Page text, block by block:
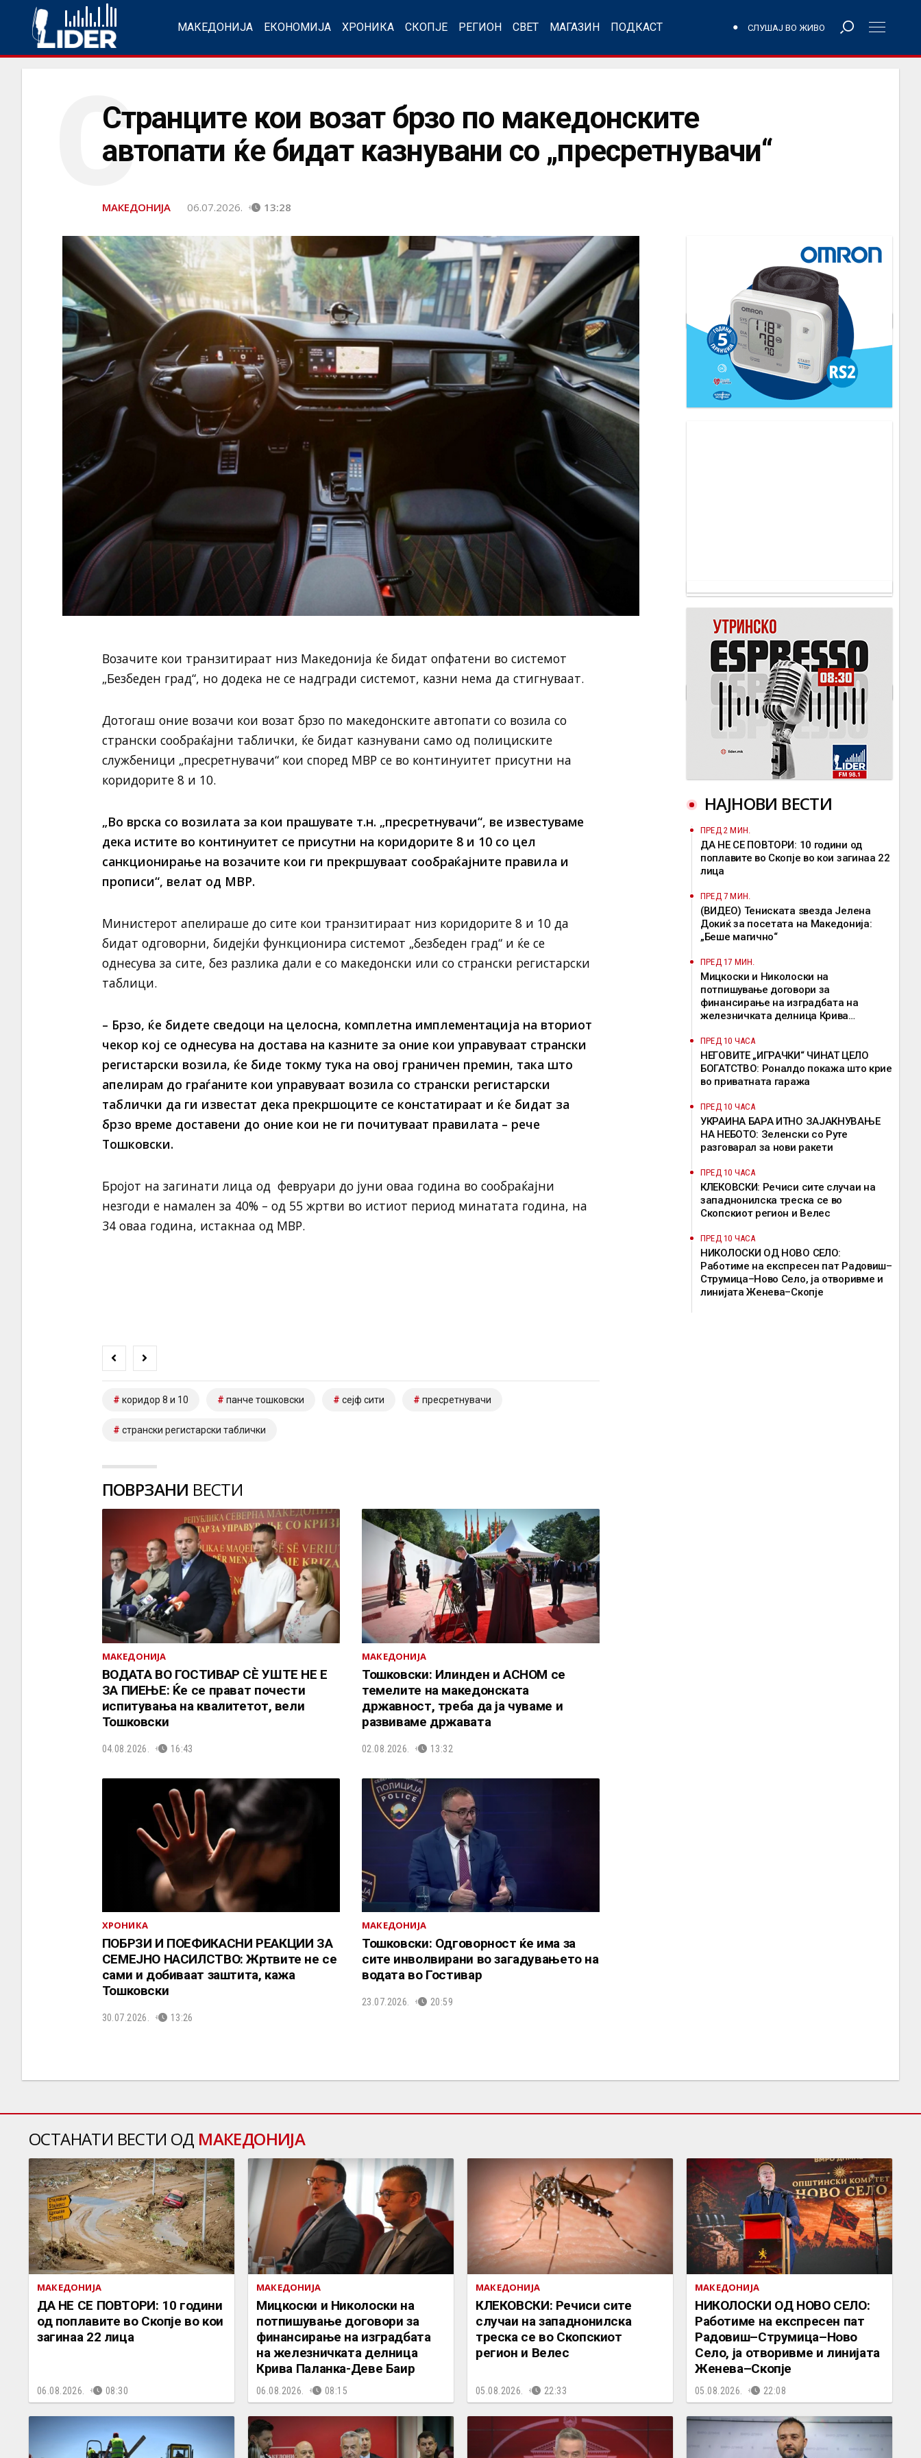
МАКЕДОНИЈА ЕКОНОМИЈА ХРОНИКА СКОПЈЕ РЕГИОН СВЕТ МАГАЗИН ПОДКАСТ СЛУШАЈ ВО ЖИВО
Странците кои возат брзо по македонските
автопати ќе бидат казнувани со „пресретнувачи“
С
МАКЕДОНИЈА 06.07.2026. 13:28
Возачите кои транзитираат низ Македонија ќе бидат опфатени во системот
„Безбеден град“, но додека не се надгради системот, казни нема да стигнуваат.
Дотогаш оние возачи кои возат брзо по македонските автопати со возила со
странски сообраќајни таблички, ќе бидат казнувани само од полициските
службеници „пресретнувачи“ кои според МВР се во континуитет присутни на
коридорите 8 и 10.
„Во врска со возилата за кои прашувате т.н. „пресретнувачи“, ве известуваме
дека истите во континуитет се присутни на коридорите 8 и 10 со цел
санкционирање на возачите кои ги прекршуваат сообраќајните правила и
прописи“, велат од МВР.
Министерот апелираше до сите кои транзитираат низ коридорите 8 и 10 да
бидат одговорни, бидејќи функционира системот „безбеден град“ и ќе се
однесува за сите, без разлика дали е со македонски или со странски регистарски
таблици.
– Брзо, ќе бидете сведоци на целосна, комплетна имплементација на вториот
чекор кој се однесува на достава на казните за оние кои управуваат странски
регистарски возила, ќе биде токму тука на овој граничен премин, така што
апелирам до граѓаните кои управуваат возила со странски регистарски
таблички да ги известат дека прекршоците се констатираат и ќе бидат за
брзо време доставени до оние кои не ги почитуваат правилата – рече
Тошковски.
Бројот на загинати лица од февруари до јуни оваа година во сообраќајни
незгоди е намален за 40% – од 55 жртви во истиот период минатата година, на
34 оваа година, истакнаа од МВР.
коридор 8 и 10 панче тошковски сејф сити пресретнувачи
странски регистарски таблички
ПОВРЗАНИ ВЕСТИ
МАКЕДОНИЈА
ВОДАТА ВО ГОСТИВАР СÈ УШТЕ НЕ Е
ЗА ПИЕЊЕ: Ќе се прават почести
испитувања на квалитетот, вели
Тошковски
04.08.2026. 16:43
МАКЕДОНИЈА
Тошковски: Илинден и АСНОМ се
темелите на македонската
државност, треба да ја чуваме и
развиваме државата
02.08.2026. 13:32
ХРОНИКА
ПОБРЗИ И ПОЕФИКАСНИ РЕАКЦИИ ЗА
СЕМЕЈНО НАСИЛСТВО: Жртвите не се
сами и добиваат заштита, кажа
Тошковски
30.07.2026. 13:26
МАКЕДОНИЈА
Тошковски: Одговорност ќе има за
сите инволвирани во загадувањето на
водата во Гостивар
23.07.2026. 20:59
НАЈНОВИ ВЕСТИ
ПРЕД 2 МИН.
ДА НЕ СЕ ПОВТОРИ: 10 години од
поплавите во Скопје во кои загинаа 22
лица
ПРЕД 7 МИН.
(ВИДЕО) Тениската ѕвезда Јелена
Докиќ за посетата на Македонија:
„Беше магично“
ПРЕД 17 МИН.
Мицкоски и Николоски на
потпишување договори за
финансирање на изградбата на
железничката делница Крива
ПРЕД 10 ЧАСА
НЕГОВИТЕ „ИГРАЧКИ“ ЧИНАТ ЦЕЛО
БОГАТСТВО: Роналдо покажа што крие
во приватната гаража
ПРЕД 10 ЧАСА
УКРАИНА БАРА ИТНО ЗАЈАКНУВАЊЕ
НА НЕБОТО: Зеленски со Руте
разговарал за нови ракети
ПРЕД 10 ЧАСА
КЛЕКОВСКИ: Речиси сите случаи на
западнонилска треска се во
Скопскиот регион и Велес
ПРЕД 10 ЧАСА
НИКОЛОСКИ ОД НОВО СЕЛО:
Работиме на експресен пат Радовиш–
Струмица–Ново Село, ја отворивме и
линијата Женева–Скопје
ОСТАНАТИ ВЕСТИ ОД МАКЕДОНИЈА
МАКЕДОНИЈА
ДА НЕ СЕ ПОВТОРИ: 10 години
од поплавите во Скопје во кои
загинаа 22 лица
06.08.2026. 08:30
МАКЕДОНИЈА
Мицкоски и Николоски на
потпишување договори за
финансирање на изградбата
на железничката делница
Крива Паланка-Деве Баир
06.08.2026. 08:15
МАКЕДОНИЈА
КЛЕКОВСКИ: Речиси сите
случаи на западнонилска
треска се во Скопскиот
регион и Велес
05.08.2026. 22:33
МАКЕДОНИЈА
НИКОЛОСКИ ОД НОВО СЕЛО:
Работиме на експресен пат
Радовиш–Струмица–Ново
Село, ја отворивме и линијата
Женева–Скопје
05.08.2026. 22:08